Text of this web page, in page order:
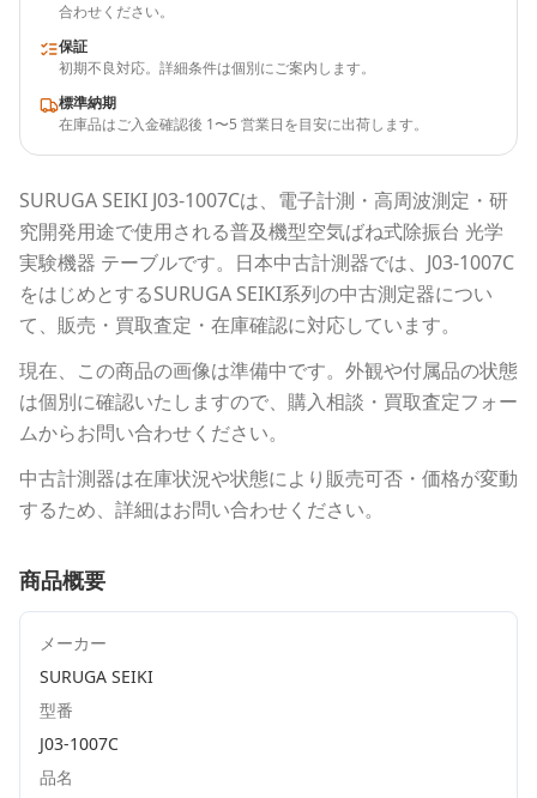
合わせください。
保証
初期不良対応。詳細条件は個別にご案内します。
標準納期
在庫品はご入金確認後 1〜5 営業日を目安に出荷します。
SURUGA SEIKI J03-1007Cは、電子計測・高周波測定・研
究開発用途で使用される普及機型空気ばね式除振台 光学
実験機器 テーブルです。 日本中古計測器では、 J03-1007C
をはじめとするSURUGA SEIKI系列の中古測定器につい
て、販売・買取査定・在庫確認に対応しています。
現在、この商品の画像は準備中です。外観や付属品の状態
は個別に確認いたしますので、購入相談・買取査定フォー
ムからお問い合わせください。
中古計測器は在庫状況や状態により販売可否・価格が変動
するため、詳細はお問い合わせください。
商品概要
メーカー
SURUGA SEIKI
型番
J03-1007C
品名